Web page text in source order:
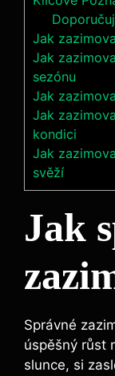
Jak
Jak
sezónu
Jak
Jak
kondici
Jak
svěží
Jak
Správné
úspěšný růst
slunce, si